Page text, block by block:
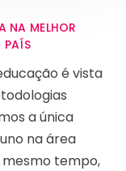
NA MELHOR
PAÍS
é vista
a única
na área
tempo,